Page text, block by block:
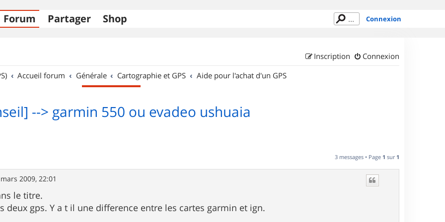
Forum Partager Shop Connexion
Connexion
Inscription
Accueil forum Générale Cartographie et GPS Aide pour l'achat d'un GPS
--> garmin 550 ou evadeo ushuaia
3 messages • Page 1 sur 1
2009, 22:01
le titre.
deux gps. Y a t il une difference entre les cartes garmin et ign.